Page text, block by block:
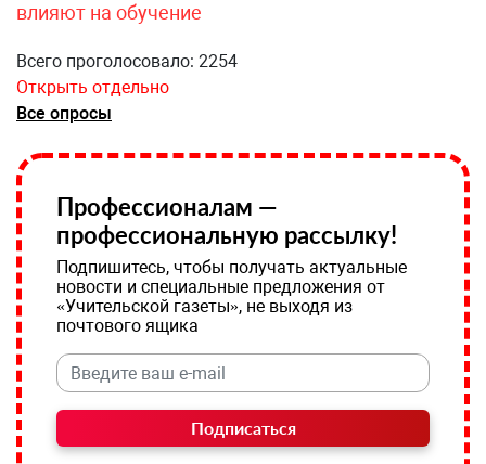
влияют на обучение
Всего проголосовало: 2254
Открыть отдельно
Все опросы
Профессионалам —
профессиональную рассылку!
Подпишитесь, чтобы получать актуальные
новости и специальные предложения от
«Учительской газеты», не выходя из
почтового ящика
Подписаться